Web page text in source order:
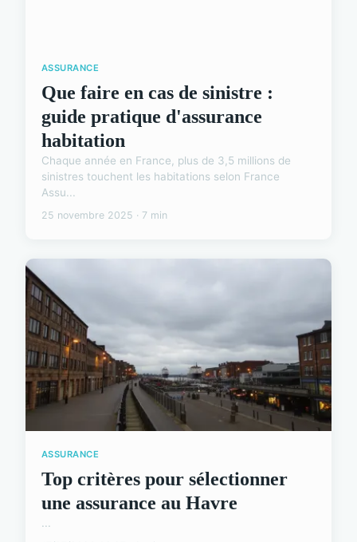
ASSURANCE
Que faire en cas de sinistre :
guide pratique d'assurance
habitation
Chaque année en France, plus de 3,5 millions de
sinistres touchent les habitations selon France
Assu...
25 novembre 2025 · 7 min
ASSURANCE
Top critères pour sélectionner
une assurance au Havre
...